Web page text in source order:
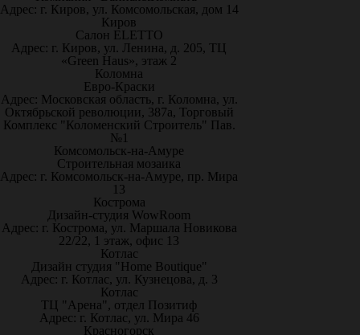
Адрес: г. Киров, ул. Комсомольская, дом 14
Киров
Салон ELETTO
Адрес: г. Киров, ул. Ленина, д. 205, ТЦ
«Green Haus», этаж 2
Коломна
Евро-Краски
Адрес: Московская область, г. Коломна, ул.
Октябрьской революции, 387а, Торговый
Комплекс "Коломенский Строитель" Пав.
№1
Комсомольск-на-Амуре
Строительная мозаика
Адрес: г. Комсомольск-на-Амуре, пр. Мира
13
Кострома
Дизайн-студия WowRoom
Адрес: г. Кострома, ул. Маршала Новикова
22/22, 1 этаж, офис 13
Котлас
Дизайн студия "Home Boutique"
Адрес: г. Котлас, ул. Кузнецова, д. 3
Котлас
ТЦ "Арена", отдел Позитиф
Адрес: г. Котлас, ул. Мира 46
Красногорск